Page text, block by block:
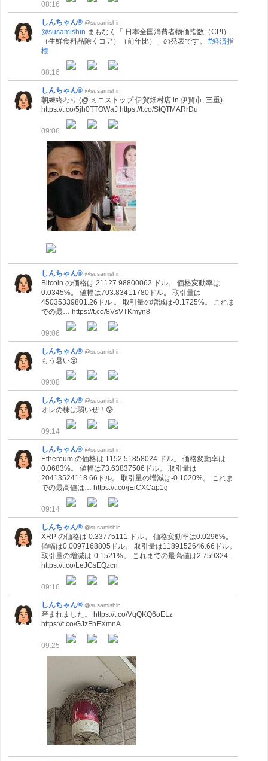
08:16
しんちゃん® @susamishin
@susamishin まもなく「 日本全国消費者物価指数（CPI）
（生鮮食料品除くコア）（前年比）」の発表です。 #経済指
標
08:16
しんちゃん® @susamishin
朝練終わり (@ ミニストップ 伊賀畑村店 in 伊賀市, 三重)
https://t.co/5jh0TTOWaJ https://t.co/StQTMARrDu
09:06
しんちゃん® @susamishin
Bitcoin の価格は 21127.98800062 ドル。 価格変動率は
0.0345%。 値幅は703.83411780ドル。 取引量は
45035339801.26ドル 。 取引量の増減は-0.1725%。 これま
での最… https://t.co/8VsVTKmyn8
09:06
しんちゃん® @susamishin
もう暑い😵
09:08
しんちゃん® @susamishin
オレの株は弱いぜ！😰
09:14
しんちゃん® @susamishin
Ethereum の価格は 1152.51858024 ドル。 価格変動率は
0.0683%。 値幅は73.63837506ドル。 取引量は
20413524118.66ドル。 取引量の増減は-0.1020%。 これま
での最高値は… https://t.co/jEiCXCap1g
09:14
しんちゃん® @susamishin
XRP の価格は 0.33775111 ドル。 価格変動率は0.0296%。
値幅は0.0097168805ドル。 取引量は1189152646.66ドル。
取引量の増減は-0.1521%。 これまでの最高値は2.759324…
https://t.co/LeJCsEQzcn
09:16
しんちゃん® @susamishin
産まれました。 https://t.co/VqQKQ6oELz
https://t.co/GJzFhEXmnA
09:25